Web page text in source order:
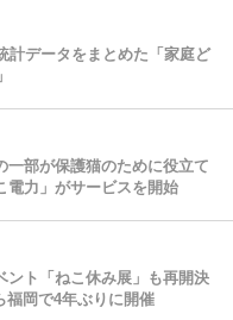
計データをまとめた「家庭ど
一部が保護猫のために役立て
電力」がサービスを開始
ント「ねこ休み展」も再開決
福岡で4年ぶりに開催